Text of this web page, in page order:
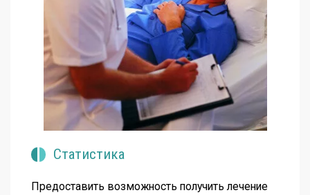
Статистика
Предоставить возможность получить лечение